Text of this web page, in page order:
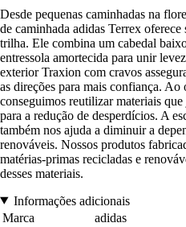
Desde pequenas caminhadas na
de caminhada adidas Terrex
trilha. Ele combina um cabedal
entressola amortecida para unir
exterior Traxion com cravos
as direções para mais confiança.
conseguimos reutilizar materiais
para a redução de desperdícios. A
também nos ajuda a diminuir a
renováveis. Nossos produtos
matérias-primas recicladas e
desses materiais.
Informações adicionais
Marca
adidas